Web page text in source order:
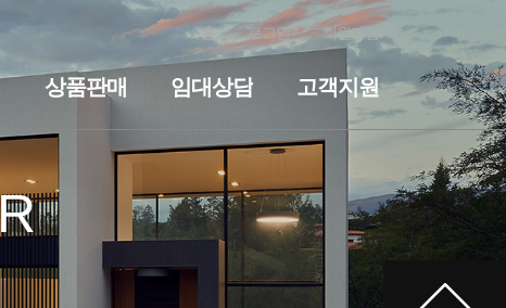
홈 로그인 회원가입
전원주택 기숙사·사무실 펜션
상품판매
세컨하우스·전원주택 기숙사·사무실
임대상담
임대상담
고객지원
공지사항